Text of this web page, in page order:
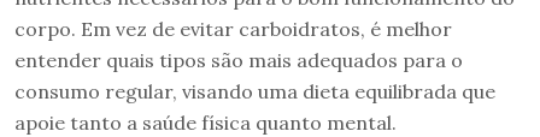
corpo. Em vez de evitar carboidratos, é melhor
entender quais tipos são mais adequados para o
consumo regular, visando uma dieta equilibrada que
apoie tanto a saúde física quanto mental.